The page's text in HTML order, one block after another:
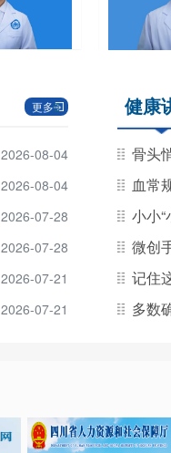
更多
2026-08-04
2026-08-04
2026-07-28
2026-07-28
2026-07-21
2026-07-21
健康
骨头
血常
小小
微创
记住
多数